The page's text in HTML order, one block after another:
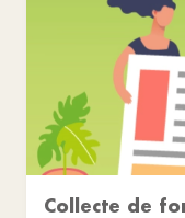
Collecte de